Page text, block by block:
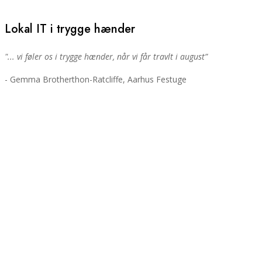
Lokal IT i trygge hænder
"... vi føler os i trygge hænder, når vi får travlt i august”
- Gemma Brotherthon-Ratcliffe, Aarhus Festuge